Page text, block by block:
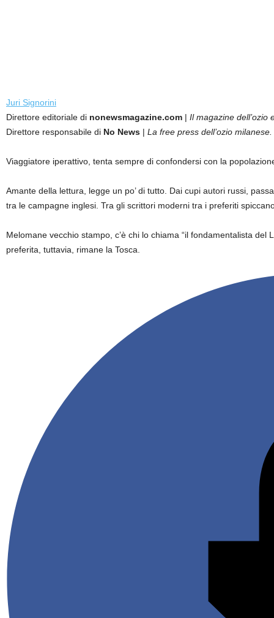
Juri Signorini
Direttore editoriale di nonewsmagazine.com | Il magazine dell’ozio
Direttore responsabile di No News | La free press dell’ozio milanese.
Viaggiatore iperattivo, tenta sempre di confondersi con la
Amante della lettura, legge un po’ di tutto. Dai cupi autori russi,
tra le campagne inglesi. Tra gli scrittori moderni tra i preferiti
Melomane vecchio stampo, c’è chi lo chiama “il fondamentalista
preferita, tuttavia, rimane la Tosca.